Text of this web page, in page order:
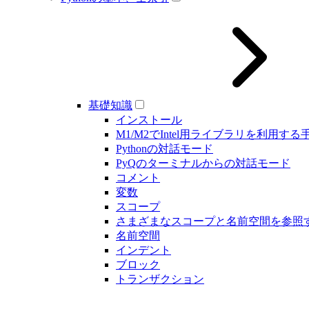
基礎知識
インストール
M1/M2でIntel用ライブラリを利用する
Pythonの対話モード
PyQのターミナルからの対話モード
コメント
変数
スコープ
さまざまなスコープと名前空間を参照
名前空間
インデント
ブロック
トランザクション